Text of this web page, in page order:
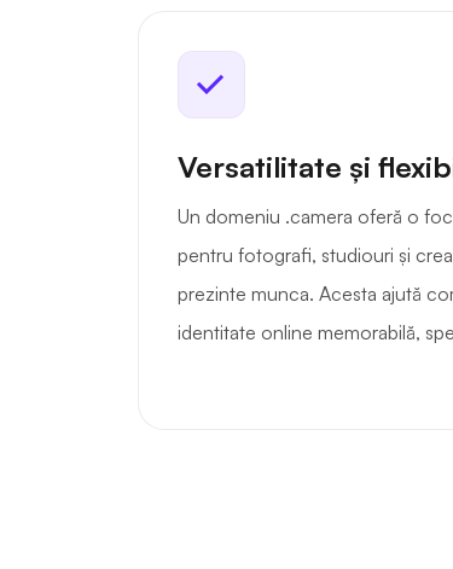
Versatilitate și
Un domeniu .camera oferă o
pentru fotografi, studiouri și
prezinte munca. Acesta ajută
identitate online memorabilă,